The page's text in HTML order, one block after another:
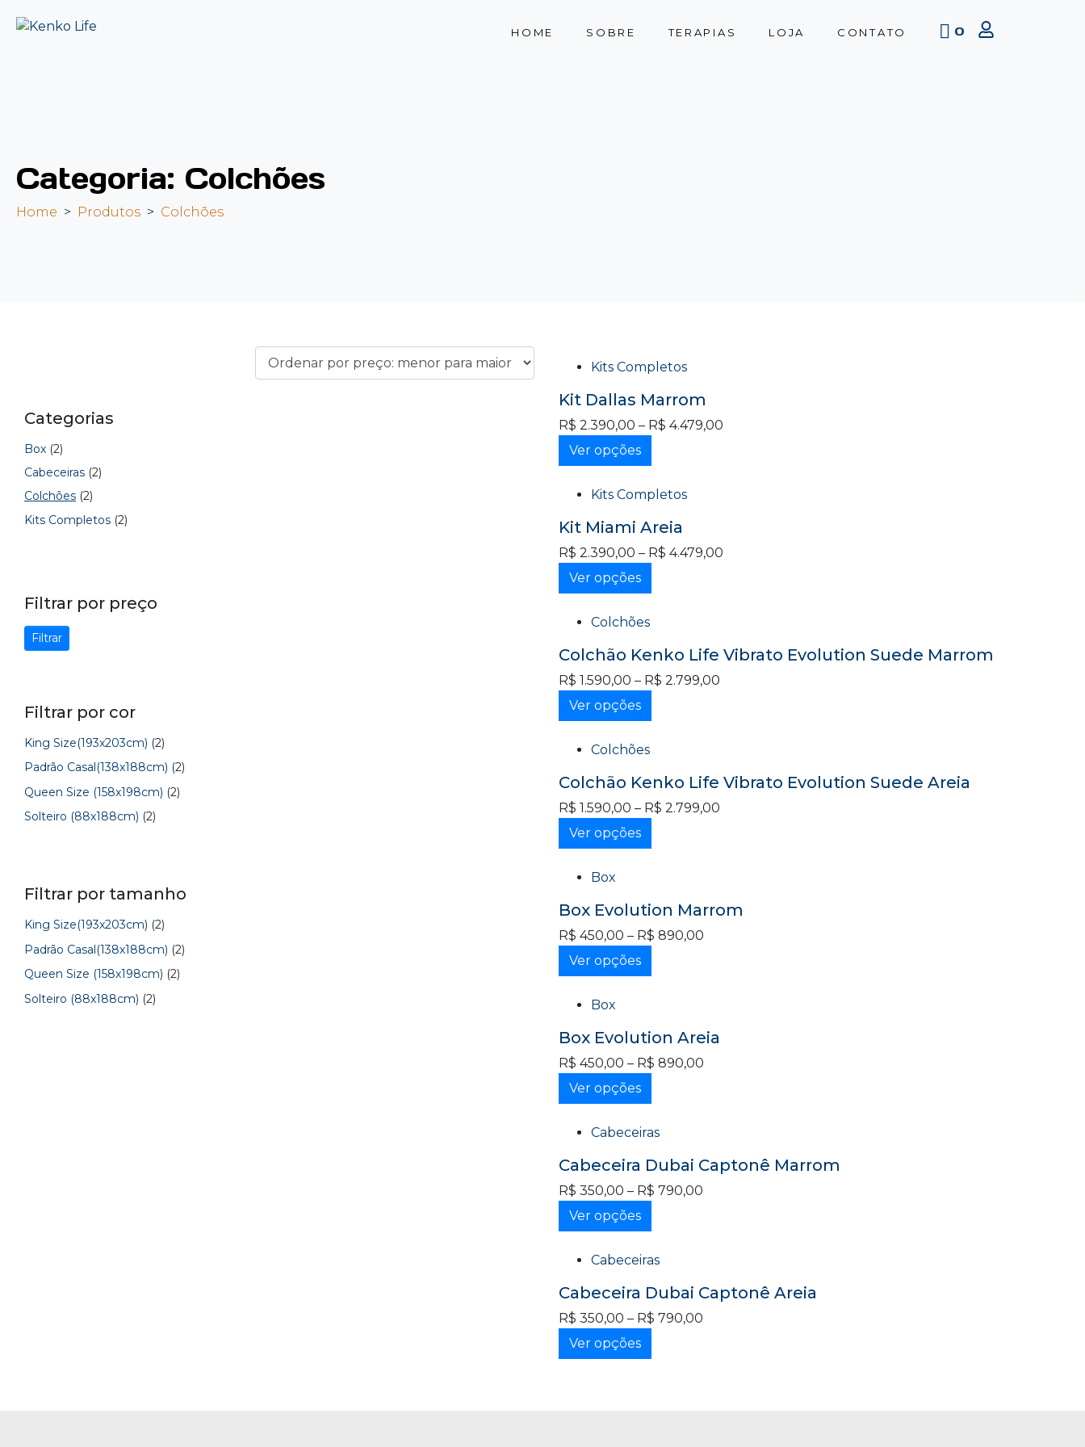
HOME SOBRE TERAPIAS LOJA CONTATO 0
Categoria: Colchões
Home Produtos Colchões
Categorias
Box (2)
Cabeceiras (2)
Colchões (2)
Kits Completos (2)
Filtrar por preço
Filtrar
Filtrar por cor
King Size(193x203cm) (2)
Padrão Casal(138x188cm) (2)
Queen Size (158x198cm) (2)
Solteiro (88x188cm) (2)
Filtrar por tamanho
King Size(193x203cm) (2)
Padrão Casal(138x188cm) (2)
Queen Size (158x198cm) (2)
Solteiro (88x188cm) (2)
Kits Completos
Kit Dallas Marrom
R$ 2.390,00 – R$ 4.479,00
Ver opções
Kits Completos
Kit Miami Areia
R$ 2.390,00 – R$ 4.479,00
Ver opções
Colchões
Colchão Kenko Life Vibrato Evolution Suede Marrom
R$ 1.590,00 – R$ 2.799,00
Ver opções
Colchões
Colchão Kenko Life Vibrato Evolution Suede Areia
R$ 1.590,00 – R$ 2.799,00
Ver opções
Box
Box Evolution Marrom
R$ 450,00 – R$ 890,00
Ver opções
Box
Box Evolution Areia
R$ 450,00 – R$ 890,00
Ver opções
Cabeceiras
Cabeceira Dubai Captonê Marrom
R$ 350,00 – R$ 790,00
Ver opções
Cabeceiras
Cabeceira Dubai Captonê Areia
R$ 350,00 – R$ 790,00
Ver opções